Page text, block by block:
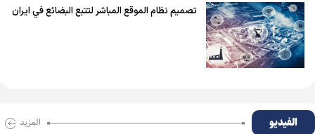
تصميم نظام الموقع المباشر لتتبع البضائع في ايران
الفیدیو المزید